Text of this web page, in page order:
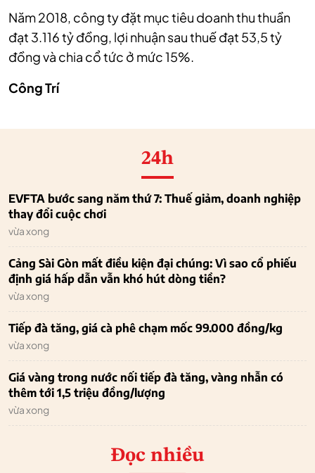
Năm 2018, công ty đặt mục tiêu doanh thu thuần
đạt 3.116 tỷ đồng, lợi nhuận sau thuế đạt 53,5 tỷ
đồng và chia cổ tức ở mức 15%.
Công Trí
24h
EVFTA bước sang năm thứ 7: Thuế giảm, doanh nghiệp
thay đổi cuộc chơi
vừa xong
Cảng Sài Gòn mất điều kiện đại chúng: Vì sao cổ phiếu
định giá hấp dẫn vẫn khó hút dòng tiền?
vừa xong
Tiếp đà tăng, giá cà phê chạm mốc 99.000 đồng/kg
vừa xong
Giá vàng trong nước nối tiếp đà tăng, vàng nhẫn có
thêm tới 1,5 triệu đồng/lượng
vừa xong
Đọc nhiều